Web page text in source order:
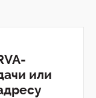
или